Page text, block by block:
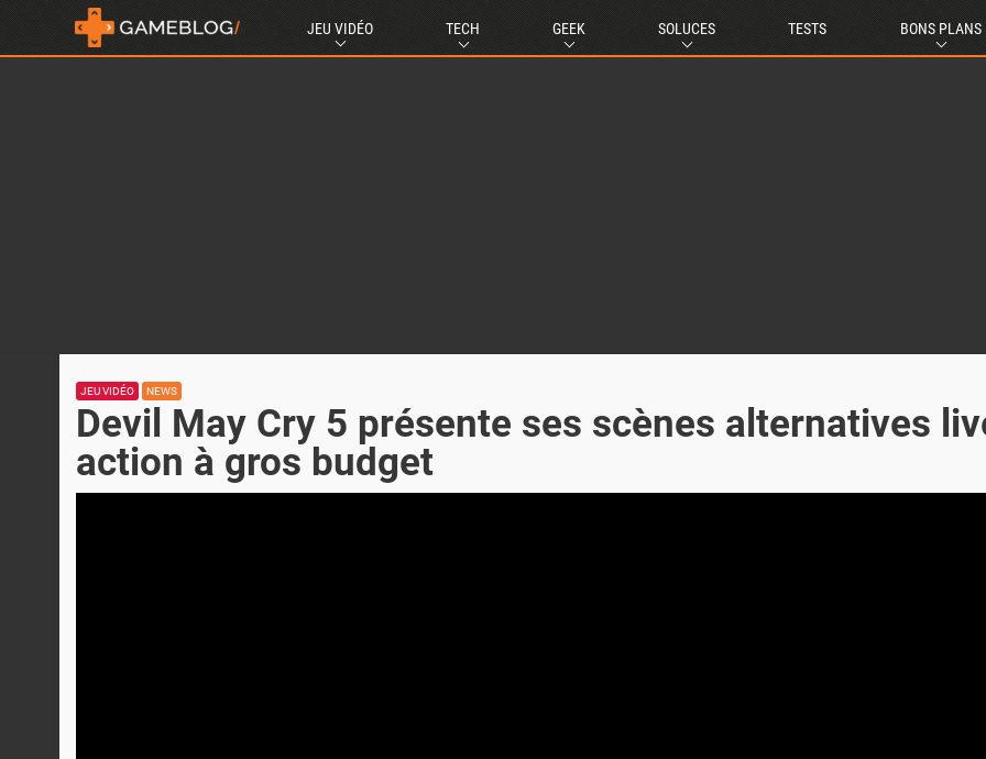
JEU VIDÉO TECH GEEK SOLUCES TESTS BONS PLANS
JEU VIDÉO NEWS
Devil May Cry 5 présente ses scènes alternatives
action à gros budget